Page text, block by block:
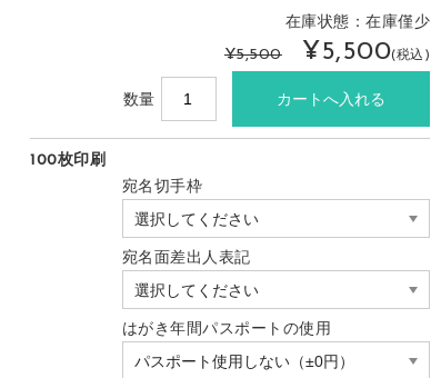
在庫状態：在庫僅少
¥5,500
¥5,500(税込)
数量
100枚印刷
宛名切手枠
宛名面差出人表記
はがき年間パスポートの使用